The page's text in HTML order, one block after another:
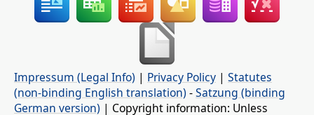
Impressum (Legal Info) | Privacy Policy | Statutes
(non-binding English translation) -Satzung (binding
German version) | Copyright information: Unless